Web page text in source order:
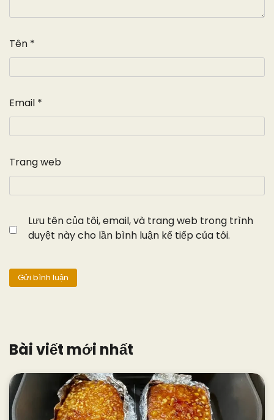
Tên *
Email *
Trang web
Lưu tên của tôi, email, và trang web trong trình
duyệt này cho lần bình luận kế tiếp của tôi.
Bài viết mới nhất